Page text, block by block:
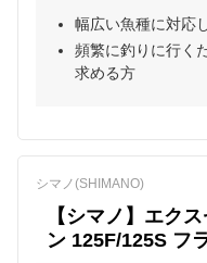
幅広い魚種に対応
頻繁に釣りに行く
求める方
シマノ(SHIMANO)
【シマノ】エク
ン 125F/125S フ